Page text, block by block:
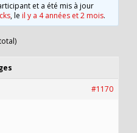
et a été mis à jour
, leil y a 4 années et 2 mois.
#1170